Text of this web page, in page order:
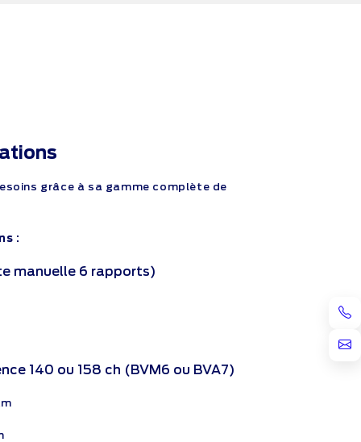
grâce à sa gamme complète de
:
manuelle 6 rapports)
140 ou 158 ch (BVM6 ou BVA7)